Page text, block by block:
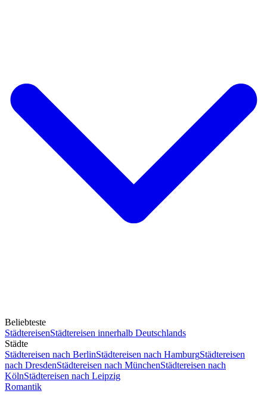
Beliebteste
StädtereisenStädtereisen innerhalb Deutschlands
Städte
Städtereisen nach BerlinStädtereisen nach HamburgStädtereisen
nach DresdenStädtereisen nach MünchenStädtereisen nach
KölnStädtereisen nach Leipzig
Romantik